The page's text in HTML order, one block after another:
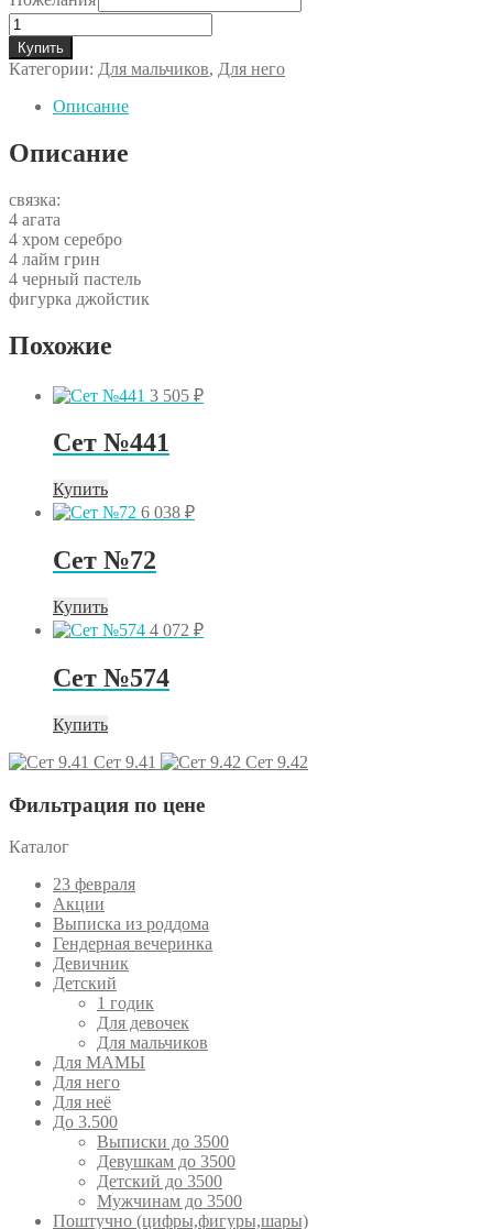
Количество
товара
Сет
9.42
Купить
Категории: Для мальчиков, Для него
Описание
Описание
связка:
4 агата
4 хром серебро
4 лайм грин
4 черный пастель
фигурка джойстик
Похожие
3 505 ₽
Сет №441
Купить
6 038 ₽
Сет №72
Купить
4 072 ₽
Сет №574
Купить
Сет 9.41
Сет 9.42
Фильтрация по цене
Каталог
23 февраля
Акции
Выписка из роддома
Гендерная вечеринка
Девичник
Детский
1 годик
Для девочек
Для мальчиков
Для МАМЫ
Для него
Для неё
До 3.500
Выписки до 3500
Девушкам до 3500
Детский до 3500
Мужчинам до 3500
Поштучно (цифры,фигуры,шары)